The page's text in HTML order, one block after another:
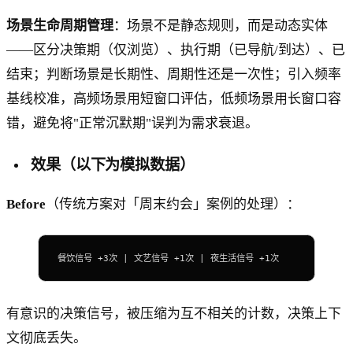
场景生命周期管理：场景不是静态规则，而是动态实体
——区分决策期（仅浏览）、执行期（已导航/到达）、已
结束；判断场景是长期性、周期性还是一次性；引入频率
基线校准，高频场景用短窗口评估，低频场景用长窗口容
错，避免将"正常沉默期"误判为需求衰退。
效果（以下为模拟数据）
Before （传统方案对「周末约会」案例的处理）：
餐饮信号 +3次 | 文艺信号 +1次 | 夜生活信号 +1次
有意识的决策信号，被压缩为互不相关的计数，决策上下
文彻底丢失。